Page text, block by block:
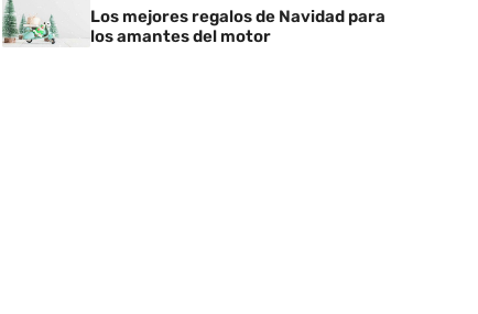
Los mejores regalos de Navidad para
los amantes del motor